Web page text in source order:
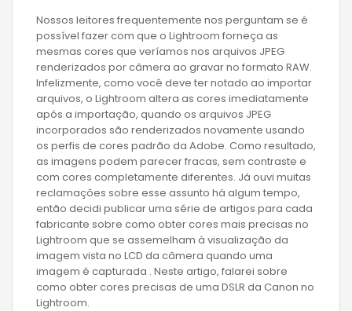
Nossos leitores frequentemente nos perguntam se é
possível fazer com que o Lightroom forneça as
mesmas cores que veríamos nos arquivos JPEG
renderizados por câmera ao gravar no formato RAW.
Infelizmente, como você deve ter notado ao importar
arquivos, o Lightroom altera as cores imediatamente
após a importação, quando os arquivos JPEG
incorporados são renderizados novamente usando
os perfis de cores padrão da Adobe. Como resultado,
as imagens podem parecer fracas, sem contraste e
com cores completamente diferentes. Já ouvi muitas
reclamações sobre esse assunto há algum tempo,
então decidi publicar uma série de artigos para cada
fabricante sobre como obter cores mais precisas no
Lightroom que se assemelham à visualização da
imagem vista no LCD da câmera quando uma
imagem é capturada . Neste artigo, falarei sobre
como obter cores precisas de uma DSLR da Canon no
Lightroom.